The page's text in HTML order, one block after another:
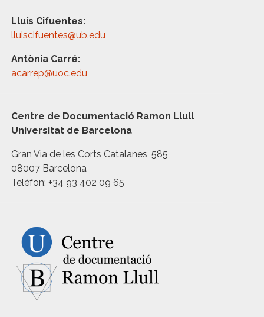
Lluís Cifuentes:
lluiscifuentes@ub.edu
Antònia Carré:
acarrep@uoc.edu
Centre de Documentació Ramon Llull
Universitat de Barcelona
Gran Via de les Corts Catalanes, 585
08007 Barcelona
Telèfon: +34 93 402 09 65